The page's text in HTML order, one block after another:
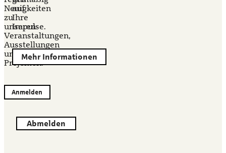
Neuigkeiten
zu
unseren
Veranstaltungen,
Ausstellungen
und
Projekten.
Anmelden
Abmelden
auf
Ihre
Impulse.
Mehr Informationen